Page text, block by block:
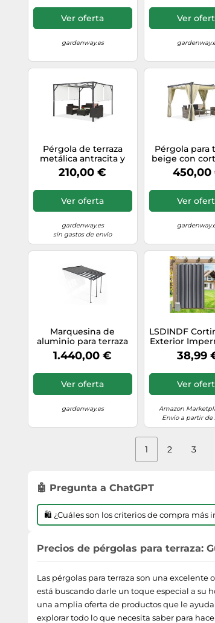
Ver oferta
gardenway.es
Ver
Pérgola de terraza
metálica antracita y
blanca Santorini 3 x 3
m Garden Point
210,00 €
Ver oferta
gardenway.es
sin gastos de envío
Pérgola para
beige con
Palma 3x4
Point
450,00
Ver
Marquesina de
aluminio para terraza
Sierra Cabrio Palram -
Canopia 3 x 4,25 m
1.440,00 €
Ver oferta
gardenway.es
LSDINDF
Exterior
Opaca con
Resistente al
Terraza
Cenador
24 Colores -
241Al cm (1
38,99
Ver
Amazon
Envío a partir de
1 2 3
🤖 Pregunta a ChatGPT
🛍️ ¿Cuáles son los criterios de compra más
Precios de pérgolas para terraza:
Las pérgolas para terraza son una excelente
está buscando darle un toque especial a su
una amplia oferta de productos que le
explorar todo lo que necesita saber para